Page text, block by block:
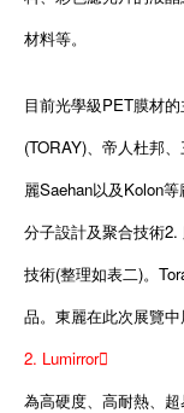
材料等。
目前光學級PET膜材
(TORAY)、帝人杜邦
麗Saehan以及Kolon
分子設計及聚合技術
技術(整理如表二)。
品。東麗在此次展覽
2. Lumirror
為高硬度、高耐熱、